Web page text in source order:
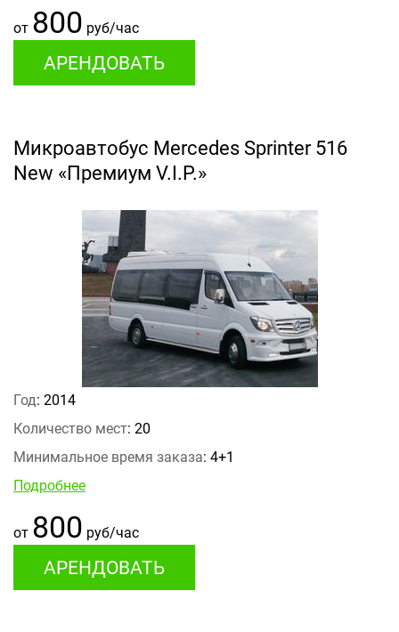
от 800 руб/час
АРЕНДОВАТЬ
Микроавтобус Mercedes Sprinter 516
New «Премиум V.I.P.»
Год: 2014
Количество мест: 20
Минимальное время заказа: 4+1
Подробнее
от 800 руб/час
АРЕНДОВАТЬ